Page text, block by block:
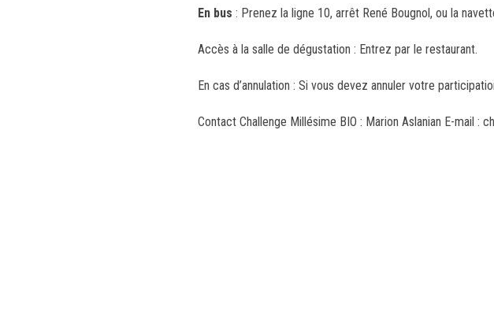
En bus : Prenez la ligne 10, arrêt René Bougnol, ou la
Accès à la salle de dégustation : Entrez par le restaurant.
En cas d’annulation : Si vous devez annuler votre
Contact Challenge Millésime BIO : Marion Aslanian E-mail